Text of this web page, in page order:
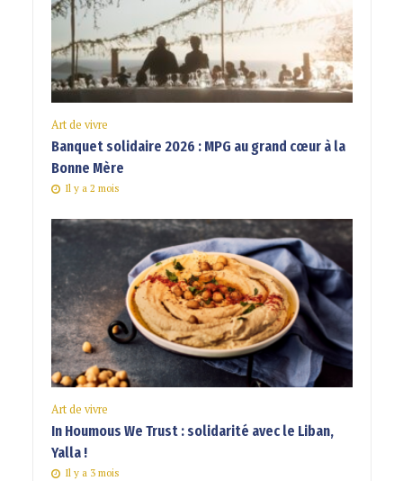
Art de vivre
Banquet solidaire 2026 : MPG au grand cœur à la
Bonne Mère
Il y a 2 mois
Art de vivre
In Houmous We Trust : solidarité avec le Liban,
Yalla !
Il y a 3 mois